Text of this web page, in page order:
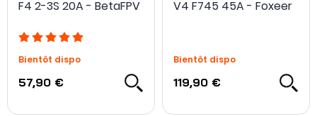
F4 2-3S 20A - BetaFPV
Bientôt dispo
57,90 €
V4 F745 45A - Foxeer
Bientôt dispo
119,90 €